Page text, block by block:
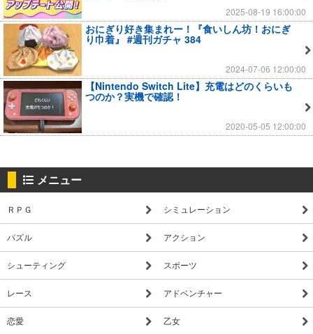
2025-08-19 16:00:00
おにぎり好き集まれー！『食いしん坊！おにぎ
り巾着』 #週刊ガチャ 384
2024-07-06 12:00:00
【Nintendo Switch Lite】充電はどのくらいも
つのか？実機で確認！
2020-05-05 12:00:00
メニュー
ＲＰＧ シミュレーション
パズル アクション
シューティング スポーツ
レース アドベンチャー
恋愛 乙女